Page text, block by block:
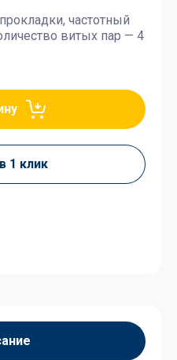
частотный
витых пар — 4
1 клик